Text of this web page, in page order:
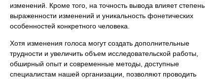
изменений. Кроме того, на точность вывода влияет степень
выраженности изменений и уникальность фонетических
особенностей конкретного человека.
Хотя изменения голоса могут создать дополнительные
трудности и увеличить объем исследовательской работы,
обширный опыт и современные методы, доступные
специалистам нашей организации, позволяют проводить